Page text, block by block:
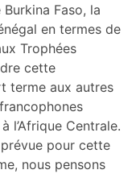
Faso, la
en termes de
Trophées
cette
terme aux autres
l’Afrique Centrale.
pour cette
nous pensons